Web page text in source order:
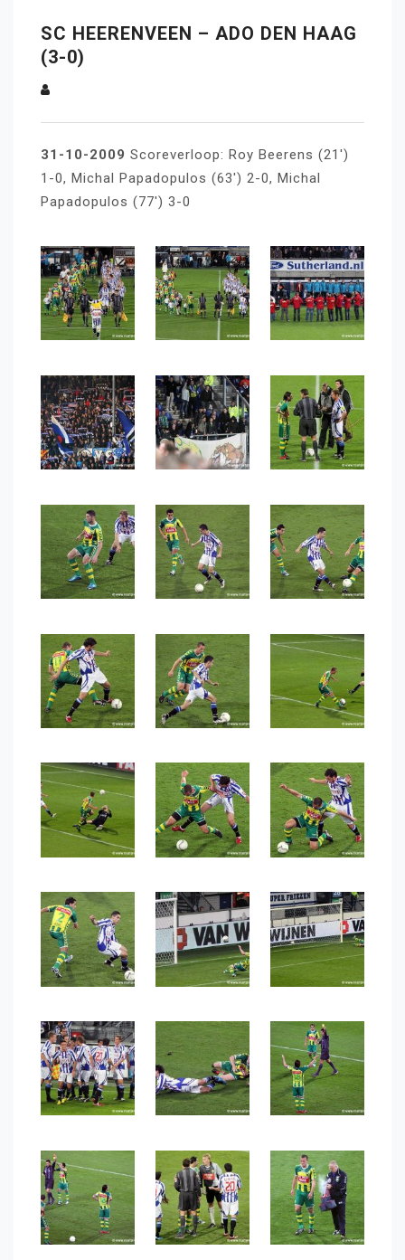
SC HEERENVEEN – ADO DEN HAAG
(3-0)
31-10-2009 Scoreverloop: Roy Beerens (21′)
1-0, Michal Papadopulos (63′) 2-0, Michal
Papadopulos (77′) 3-0